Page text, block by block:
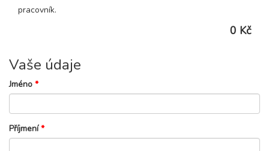
pracovník.
0 Kč
Vaše údaje
Jméno *
Příjmení*